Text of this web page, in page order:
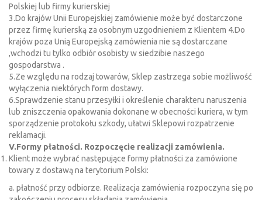
Polskiej lub firmy kurierskiej
3.Do krajów Unii Europejskiej zamówienie może być dostarczone
przez firmę kurierską za osobnym uzgodnieniem z Klientem 4.Do
krajów poza Unią Europejską zamówienia nie są dostarczane
,wchodzi tu tylko odbiór osobisty w siedzibie naszego
gospodarstwa .
5.Ze względu na rodzaj towarów, Sklep zastrzega sobie możliwość
wyłączenia niektórych form dostawy.
6.Sprawdzenie stanu przesyłki i określenie charakteru naruszenia
lub zniszczenia opakowania dokonane w obecności kuriera, w tym
sporządzenie protokołu szkody, ułatwi Sklepowi rozpatrzenie
reklamacji.
V.Formy płatności. Rozpoczęcie realizacji zamówienia.
Klient może wybrać następujące formy płatności za zamówione
towary z dostawą na terytorium Polski:
a. płatność przy odbiorze. Realizacja zamówienia rozpoczyna się po